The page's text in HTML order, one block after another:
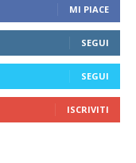
MI PIACE
SEGUI
SEGUI
ISCRIVITI